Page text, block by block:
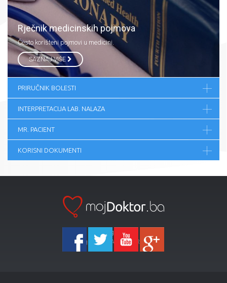
Rječnik medicinskih pojmova
Često korišteni pojmovi u medicini.
SAZNAJ VIŠE
PRIRUČNIK BOLESTI
INTERPRETACIJA LAB. NALAZA
MR. PACIENT
KORISNI DOKUMENTI
Ka-Agencija
Copyright 2026 All Right Reserved